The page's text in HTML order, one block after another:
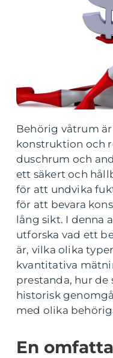
Behörig våtrum
konstruktion och
duschrum och
ett säkert och
för att undvika
för att bevara
lång sikt. I denna
utforska vad ett
är, vilka olika
kvantitativa
prestanda, hur de
historisk
med olika
En